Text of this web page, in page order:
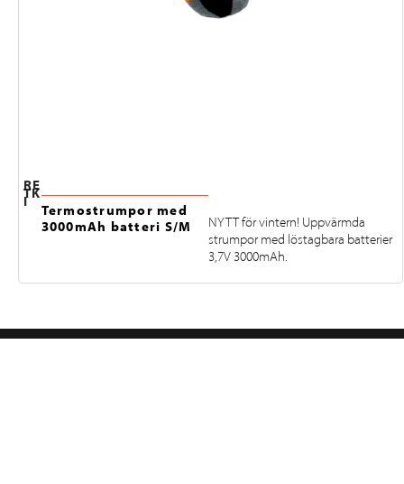
RE
TK
I
Termostrumpor med
3000mAh batteri S/M
NYTT för vintern! Uppvärmda
strumpor med löstagbara batterier
3,7V 3000mAh.